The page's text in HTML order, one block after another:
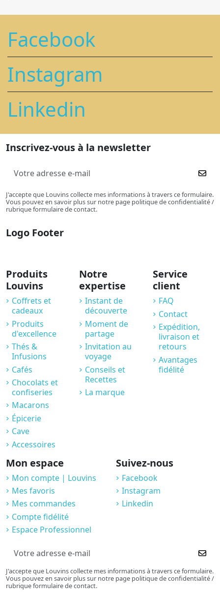
Facebook
Instagram
Linkedin
Inscrivez-vous à la newsletter
J'accepte que Louvins collecte mes informations à travers ce formulaire.
Vous pouvez en savoir plus sur notre page politique de confidentialité /
rubrique formulaire de contact.
Logo Footer
Produits
Louvins
Coffrets et
cadeaux
Produits
d'excellence
Thés &
Infusions
Cafés
Chocolats et
confiseries
Macarons
Épicerie
Cave
Accessoires
Notre
expertise
Instant de
découverte
Moment de
partage
Invitation au
voyage
Conseils et
Recettes
La marque
Service
client
FAQ
Contact
Expédition,
livraison et
retours
Avantages
fidélité
Mon espace
Mon compte | Louvins
Mes favoris
Mes commandes
Compte fidélité
Espace Professionnel
Suivez-nous
Facebook
Instagram
Linkedin
J'accepte que Louvins collecte mes informations à travers ce formulaire.
Vous pouvez en savoir plus sur notre page politique de confidentialité /
rubrique formulaire de contact.